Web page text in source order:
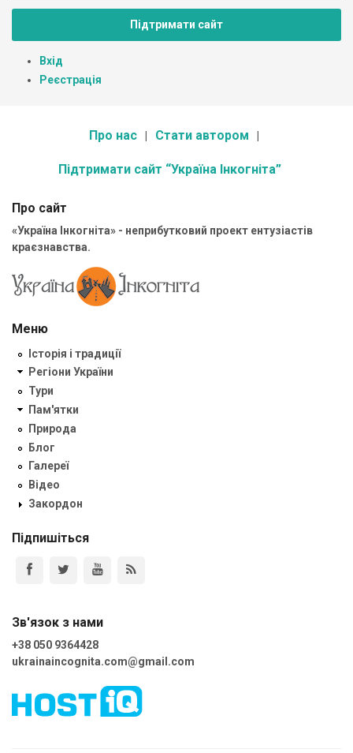
Підтримати сайт
Вхід
Реєстрація
Про нас Стати автором
Підтримати сайт “Україна Інкогніта”
Про сайт
«Україна Інкогніта» - неприбутковий проект ентузіастів
краєзнавства.
Меню
Історія і традиції
Регіони України
Тури
Пам'ятки
Природа
Блог
Галереї
Відео
Закордон
Підпишіться
Зв'язок з нами
+38 050 9364428
ukrainaincognita.com@gmail.com